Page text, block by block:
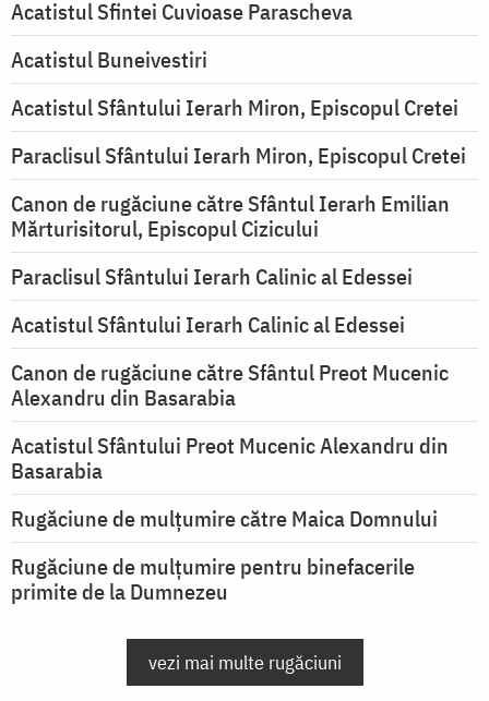
Acatistul Sfintei Cuvioase Parascheva
Acatistul Buneivestiri
Acatistul Sfântului Ierarh Miron, Episcopul Cretei
Paraclisul Sfântului Ierarh Miron, Episcopul Cretei
Canon de rugăciune către Sfântul Ierarh Emilian
Mărturisitorul, Episcopul Cizicului
Paraclisul Sfântului Ierarh Calinic al Edessei
Acatistul Sfântului Ierarh Calinic al Edessei
Canon de rugăciune către Sfântul Preot Mucenic
Alexandru din Basarabia
Acatistul Sfântului Preot Mucenic Alexandru din
Basarabia
Rugăciune de mulţumire către Maica Domnului
Rugăciune de mulțumire pentru binefacerile
primite de la Dumnezeu
vezi mai multe rugăciuni